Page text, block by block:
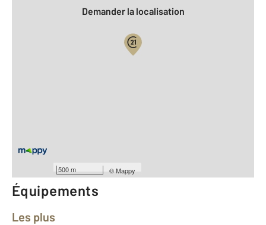
500 m ©Mappy
Demander la localisation
Année construction : 2021
Équipements
Les plus